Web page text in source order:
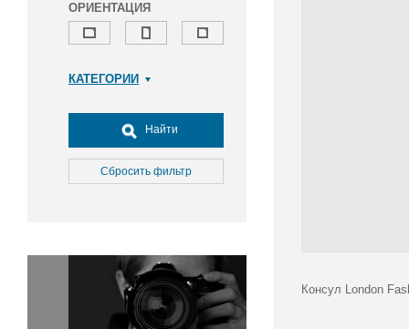
ОРИЕНТАЦИЯ
КАТЕГОРИИ
Досуг, туризм и отдых
Культура
Медицина
Окружающая среда
Политика
Правосудие
Найти
Сбросить фильтр
Консул London